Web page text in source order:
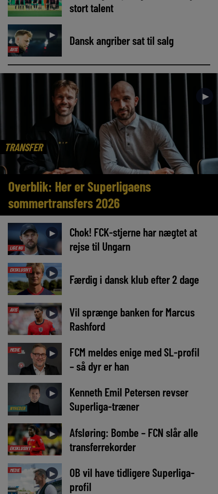
stort talent
AVIS
► Dansk angriber sat til salg
TRANSFER
►
Overblik: Her er Superligaens
sommertransfers 2026
LIGE NU
►
Chok! FCK-stjerne har nægtet at
rejse til Ungarn
EKSKLUSIVT ► Færdig i dansk klub efter 2 dage
AVIS ►
Vil sprænge banken for Marcus
Rashford
MEDIE ►
FCM meldes enige med SL-profil
– så dyr er han
NYHEDER
►
Kenneth Emil Petersen revser
Superliga-træner
EKSKLUSIVT
►
Afsløring: Bombe – FCN slår alle
transferrekorder
MEDIE ►
OB vil have tidligere Superliga-
profil